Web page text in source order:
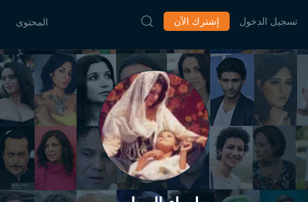
المحتوى إشترك الآن تسجيل الدخول